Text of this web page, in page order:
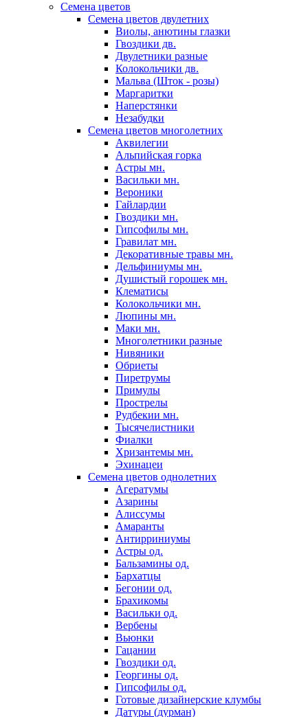
Семена цветов
Семена цветов двулетних
Виолы, анютины глазки
Гвоздики дв.
Двулетники разные
Колокольчики дв.
Мальва (Шток - розы)
Маргаритки
Наперстянки
Незабудки
Семена цветов многолетних
Аквилегии
Альпийская горка
Астры мн.
Васильки мн.
Вероники
Гайлардии
Гвоздики мн.
Гипсофилы мн.
Гравилат мн.
Декоративные травы мн.
Дельфиниумы мн.
Душистый горошек мн.
Клематисы
Колокольчики мн.
Люпины мн.
Маки мн.
Многолетники разные
Нивяники
Обриеты
Пиретрумы
Примулы
Прострелы
Рудбекии мн.
Тысячелистники
Фиалки
Хризантемы мн.
Эхинацеи
Семена цветов однолетних
Агератумы
Азарины
Алиссумы
Амаранты
Антирриниумы
Астры од.
Бальзамины од.
Бархатцы
Бегонии од.
Брахикомы
Васильки од.
Вербены
Вьюнки
Гацании
Гвоздики од.
Георгины од.
Гипсофилы од.
Готовые дизайнерские клумбы
Датуры (дурман)